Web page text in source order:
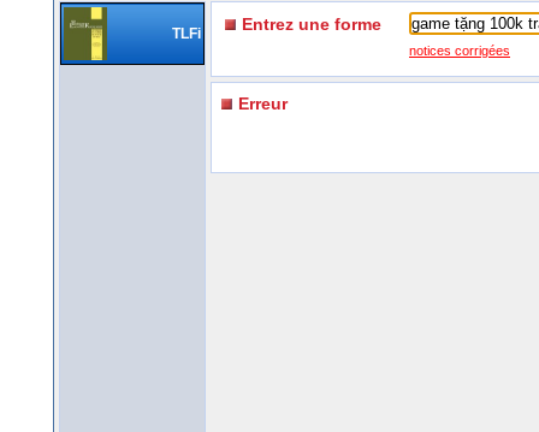
TLFi Entrez une forme
notices corrigées
Erreur